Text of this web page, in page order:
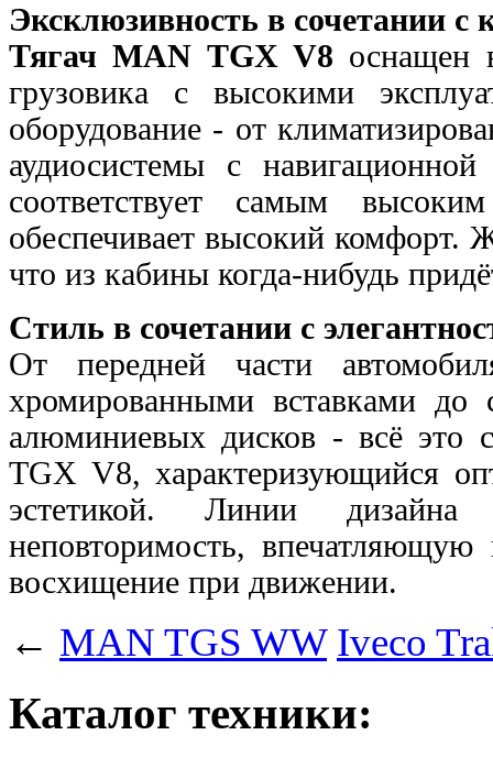
Эксклюзивность в сочетании с
Тягач MAN TGX V8 оснащен
грузовика с высокими
оборудование - от
аудиосистемы с
соответствует самым
обеспечиваетвысокий комфорт.
что из кабины когда-нибудь
Стиль в сочетании с
От передней части
хромированными вставками до
алюминиевых дисков - всё это
TGX V8, характеризующийся
эстетикой. Линии
неповторимость,
восхищение при движении.
← MAN TGS WW Iveco
Каталог техники: